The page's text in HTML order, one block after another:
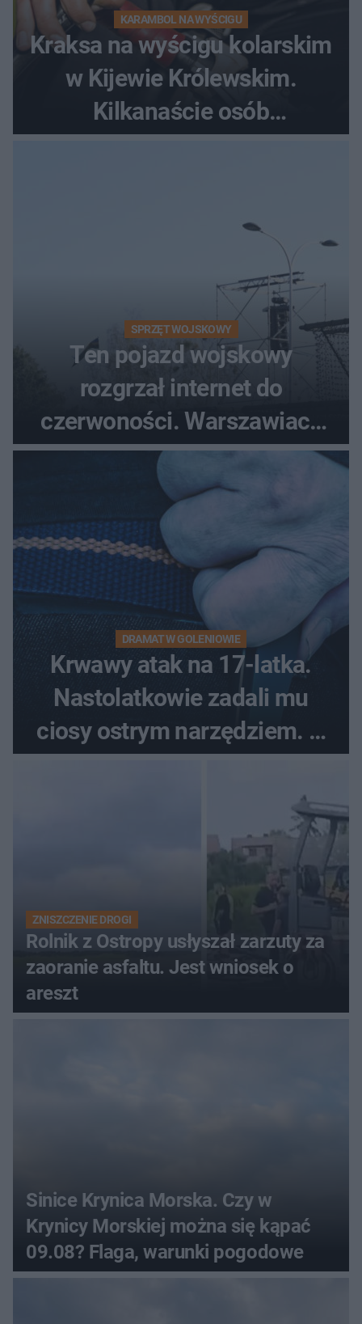
KARAMBOL NA WYŚCIGU
Kraksa na wyścigu kolarskim
w Kijewie Królewskim.
Kilkanaście osób
SPRZĘT WOJSKOWY
Ten pojazd wojskowy
rozgrzał internet do
czerwoności. Warszawiacy
pytali, czy to Mad Max!
DRAMAT W GOLENIOWIE
Krwawy atak na 17-latka.
Nastolatkowie zadali mu
ciosy ostrym narzędziem. O
ZNISZCZENIE DROGI
Rolnik z Ostropy usłyszał zarzuty za
zaoranie asfaltu. Jest wniosek o
areszt
Sinice Krynica Morska. Czy w
Krynicy Morskiej można się kąpać
09.08? Flaga, warunki pogodowe